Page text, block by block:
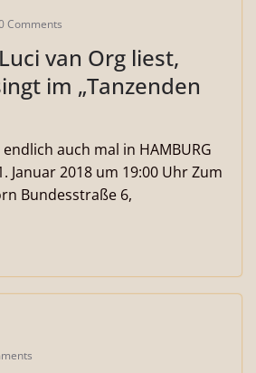
Comments
van Org liest,
im „Tanzenden
auch mal in HAMBURG
Januar 2018 um 19:00 Uhr Zum
Bundesstraße 6,